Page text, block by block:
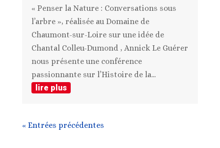
« Penser la Nature : Conversations sous
l’arbre », réalisée au Domaine de
Chaumont-sur-Loire sur une idée de
Chantal Colleu-Dumond , Annick Le Guérer
nous présente une conférence
passionnante sur l’Histoire de la...
lire plus
« Entrées précédentes